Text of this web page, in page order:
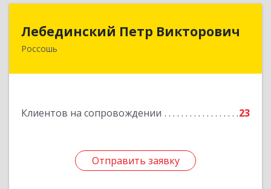
Лебединский Петр Викторович
Россошь
Клиентов на сопровождении 23
Отправить заявку
Лебединский Петр Викторович
396650, Воронежская обл., г. Россошь, пер.
Отправить заявку